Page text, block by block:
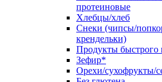
протеиновые
Хлебцы/хлеб
Снеки (чипсы/
крендельки)
Продукты быстрого
Зефир*
Орехи/сухофрукты/